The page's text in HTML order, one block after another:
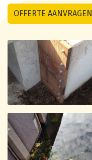
OFFERTE AANVRAGEN